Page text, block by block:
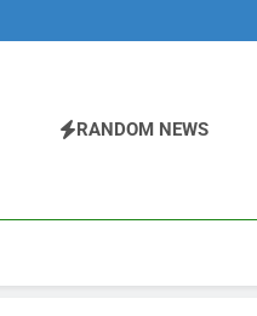
RANDOM NEWS